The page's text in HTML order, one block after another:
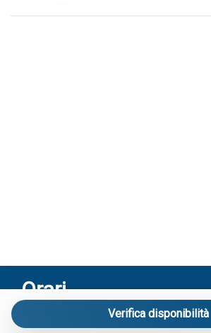
Verifica disponibilità
Orari
Riceviamo solo su appuntamento:
Via Mameli 103/A Lido di Jesolo – Venezia